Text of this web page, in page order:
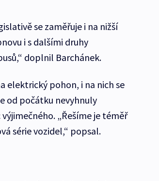
se zaměřuje i na nižší
i s dalšími druhy
doplnil Barchánek.
elektrický pohon, i na nich se
od počátku nevyhnuly
„Řešíme je téměř
série vozidel,“ popsal.